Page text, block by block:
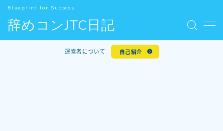
辞めコンJTC日記
Blueprint for Success
運営者について 自己紹介